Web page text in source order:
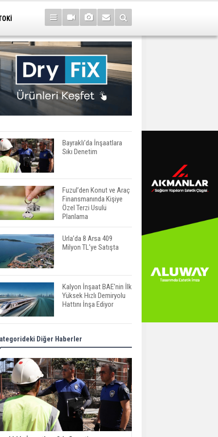
Bayraklı’da İnşaatlara
Sıkı Denetim
Fuzul’den Konut ve Araç
Finansmanında Kişiye
Özel Terzi Usulü
Planlama
Urla’da 8 Arsa 409
Milyon TL’ye Satışta
Kalyon İnşaat BAE'nin İlk
Yüksek Hızlı Demiryolu
Hattını İnşa Ediyor
ABD'de Konut Kredisi
Faizi Son Bir Yılın En
TOKİ 51 İlde 540 Konut
ve İş Yerini Satışa
Sunuyor
Yatırımcıların Bina Tercihi
Diğer Haberler